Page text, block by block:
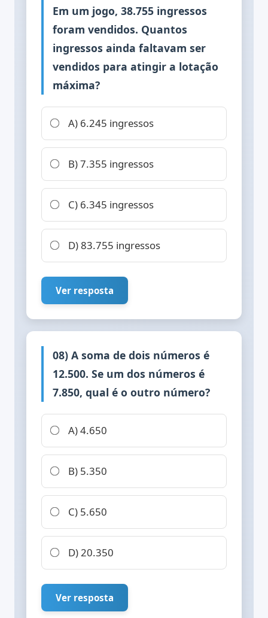
Em um jogo, 38.755 ingressos
foram vendidos. Quantos
ingressos ainda faltavam ser
vendidos para atingir a lotação
máxima?
A) 6.245 ingressos
B) 7.355 ingressos
C) 6.345 ingressos
D) 83.755 ingressos
Ver resposta
08) A soma de dois números é
12.500. Se um dos números é
7.850, qual é o outro número?
A) 4.650
B) 5.350
C) 5.650
D) 20.350
Ver resposta